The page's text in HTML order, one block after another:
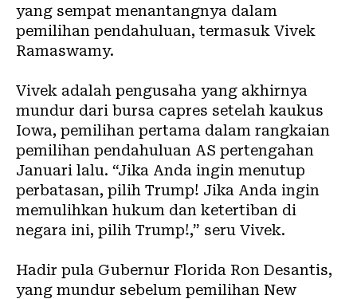
yang sempat menantangnya dalam
pemilihan pendahuluan, termasuk Vivek
Ramaswamy.
Vivek adalah pengusaha yang akhirnya
mundur dari bursa capres setelah kaukus
Iowa, pemilihan pertama dalam rangkaian
pemilihan pendahuluan AS pertengahan
Januari lalu. “Jika Anda ingin menutup
perbatasan, pilih Trump! Jika Anda ingin
memulihkan hukum dan ketertiban di
negara ini, pilih Trump!,” seru Vivek.
Hadir pula Gubernur Florida Ron Desantis,
yang mundur sebelum pemilihan New